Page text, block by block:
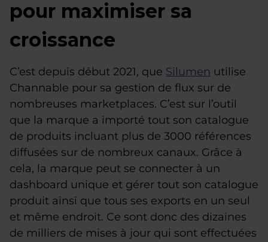
pour maximiser sa
croissance
C’est depuis début 2021, que Silumen utilise
Channable pour sa gestion de flux sur de
nombreuses marketplaces. C’est sur l’outil
que la marque a importé tout son catalogue
de produits incluant plus de 3000 références
diffusées sur de nombreux canaux. Grâce à
cela, la marque peut se connecter à un
dashboard unique et gérer tout son catalogue
produit ainsi que tous ses exports en un seul
et même endroit. Ce sont donc des dizaines
de milliers de mises à jour qui sont effectuées